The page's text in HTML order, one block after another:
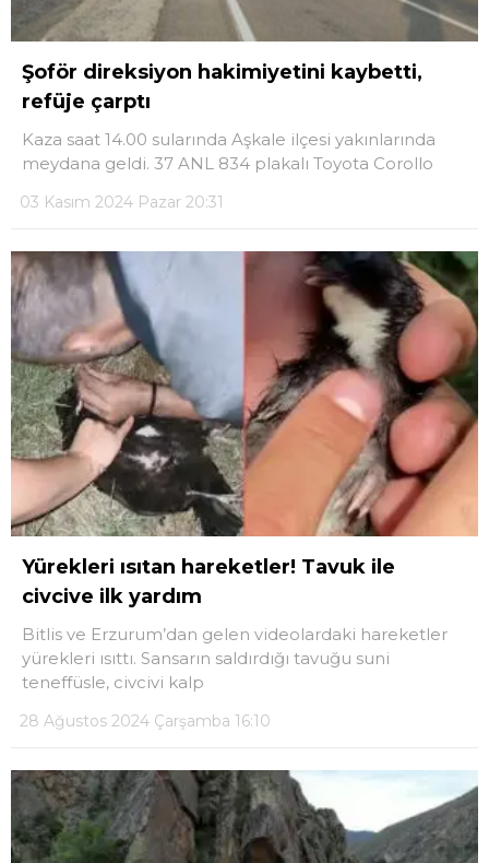
Şoför direksiyon hakimiyetini kaybetti,
refüje çarptı
Kaza saat 14.00 sularında Aşkale ilçesi yakınlarında
meydana geldi. 37 ANL 834 plakalı Toyota Corollo
03 Kasım 2024 Pazar 20:31
Yürekleri ısıtan hareketler! Tavuk ile
civcive ilk yardım
Bitlis ve Erzurum’dan gelen videolardaki hareketler
yürekleri ısıttı. Sansarın saldırdığı tavuğu suni
teneffüsle, civcivi kalp
28 Ağustos 2024 Çarşamba 16:10